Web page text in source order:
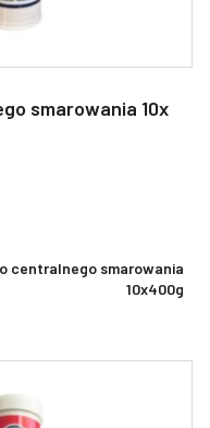
smarowania 10x
centralnego smarowania
10x400g